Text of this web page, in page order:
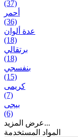
(37)
أحمر
(36)
عدة ألوان
(18)
برتقالي
(18)
بنفسجي
(15)
کریمی
(7)
بيجی
(6)
عرض المزيد...
المواد المستخدمة